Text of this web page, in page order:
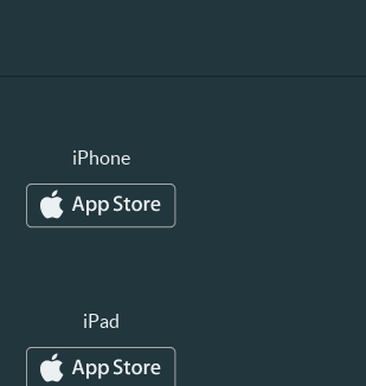
iPhone
iPad